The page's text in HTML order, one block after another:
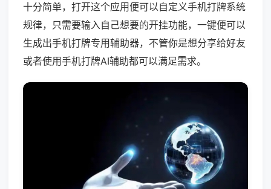
十分简单，打开这个应用便可以自定义手机打牌系统
规律，只需要输入自己想要的开挂功能，一键便可以
生成出手机打牌专用辅助器，不管你是想分享给好友
或者使用手机打牌AI辅助都可以满足需求。